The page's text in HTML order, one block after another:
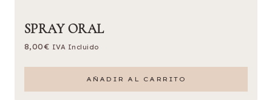
SPRAY ORAL
8,00€ IVA Incluido
AÑADIR AL CARRITO